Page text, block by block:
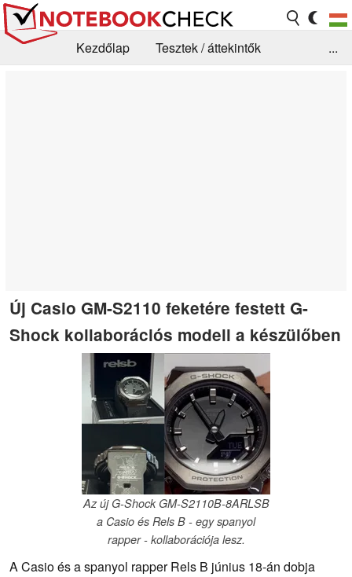
Kezdőlap
Tesztek / áttekintők
...
Új Casio GM-S2110 feketére festett G-
Shock kollaborációs modell a készülőben
Az új G-Shock GM-S2110B-8ARLSB
a Casio és Rels B - egy spanyol
rapper - kollaborációja lesz.
A Casio és a spanyol rapper Rels B június 18-án dobja